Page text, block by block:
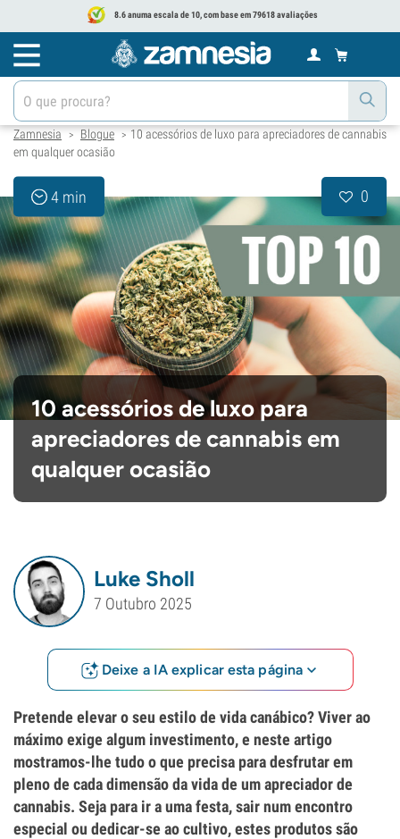
8.6 anuma escala de 10, com base em 79618 avaliações
Zamnesia > Blogue > 10 acessórios de luxo para apreciadores de cannabis
em qualquer ocasião
4 min 0
10 acessórios de luxo para
apreciadores de cannabis em
qualquer ocasião
Luke Sholl
7 Outubro 2025
Deixe a IA explicar esta página
Pretende elevar o seu estilo de vida canábico? Viver ao
máximo exige algum investimento, e neste artigo
mostramos-lhe tudo o que precisa para desfrutar em
pleno de cada dimensão da vida de um apreciador de
cannabis. Seja para ir a uma festa, sair num encontro
especial ou dedicar-se ao cultivo, estes produtos são